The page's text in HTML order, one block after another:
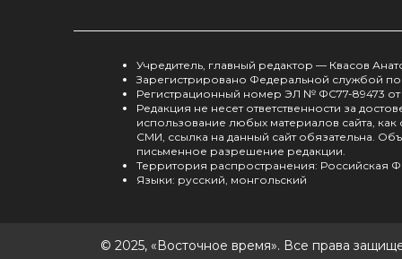
Учредитель, главный редактор — Квасов
Зарегистрировано Федеральной службой
Регистрационный номер ЭЛ № ФС77-89473 от
Редакция не несет ответственности за
использование любых материалов сайта,
СМИ, ссылка на данный сайт обязательна.
письменное разрешение редакции.
Территория распространения: Российская
Языки: русский, монгольский
© 2025, «Восточное время». Все права